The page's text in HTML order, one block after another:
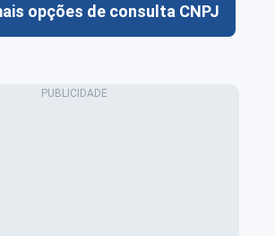
opções de consulta CNPJ